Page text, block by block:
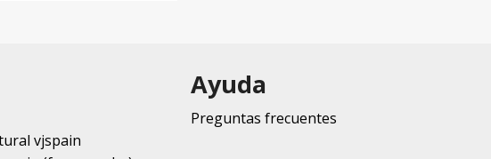
vjspain
Ayuda
Preguntas frecuentes